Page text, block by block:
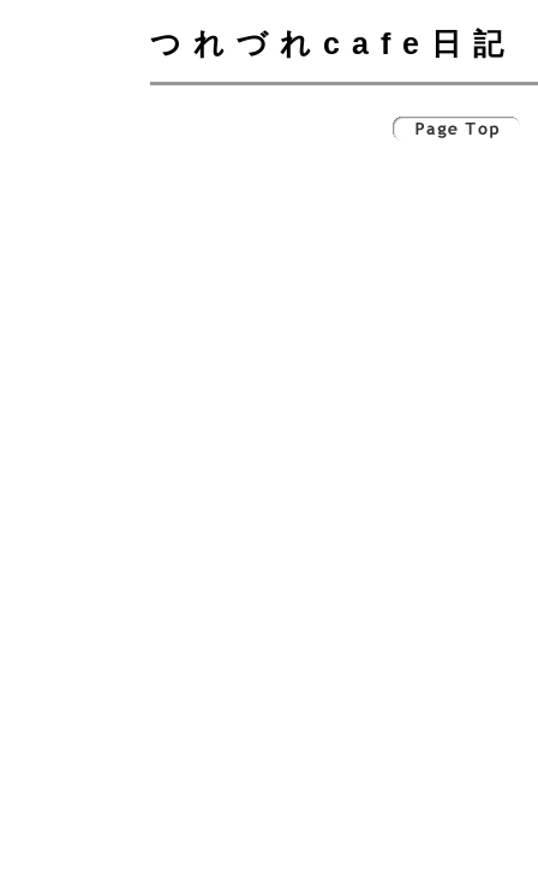
つれづれcafe日記